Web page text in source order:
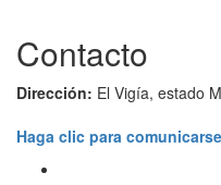
Contacto
Dirección: El Vigía, estado
Haga clic para